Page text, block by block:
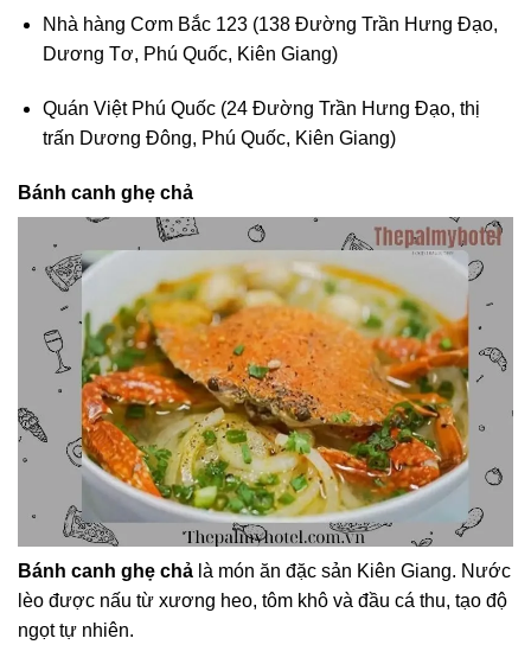
Nhà hàng Cơm Bắc 123 (138 Đường Trần Hưng Đạo,
Dương Tơ, Phú Quốc, Kiên Giang)
Quán Việt Phú Quốc (24 Đường Trần Hưng Đạo, thị
trấn Dương Đông, Phú Quốc, Kiên Giang)
Bánh canh ghẹ chả
Bánh canh ghẹ chả là món ăn đặc sản Kiên Giang. Nước
lèo được nấu từ xương heo, tôm khô và đầu cá thu, tạo độ
ngọt tự nhiên.